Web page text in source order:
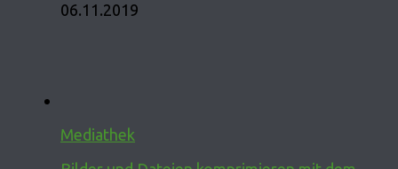
06.11.2019
Mediathek